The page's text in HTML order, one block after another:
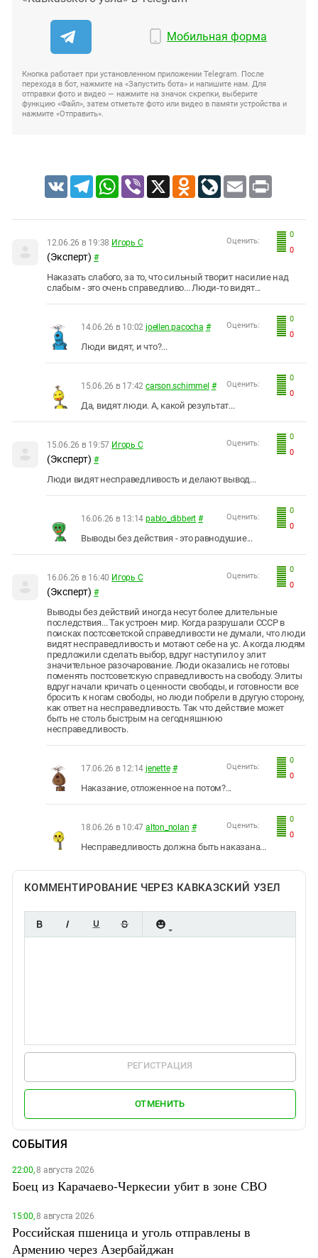
Мобильная форма
Кнопка работает при установленном приложении Telegram. После
перехода в бот, нажмите на «Запустить бота» и напишите нам. Для
отправки фото и видео — нажмите на значок скрепки, выберите
функцию «Файл», затем отметьте фото или видео в памяти устройства и
нажмите «Отправить».
VK TelegramWhatsApp
Viber X Odnoklassniki
LiveJournal
Email Print
0
0
Оценить:
12.06.26 в 19:38 Игорь С
(Эксперт) #
Наказать слабого, за то, что сильный творит насилие над
слабым - это очень справедливо... Люди-то видят...
0
0
Оценить:
14.06.26 в 10:02 joellen.pacocha #
Люди видят, и что?...
0
0
Оценить:
15.06.26 в 17:42 carson.schimmel #
Да, видят люди. А, какой результат...
0
0
Оценить:
15.06.26 в 19:57 Игорь С
(Эксперт) #
Люди видят несправедливость и делают вывод...
0
0
Оценить:
16.06.26 в 13:14 pablo_dibbert #
Выводы без действия - это равнодушие...
0
0
Оценить:
16.06.26 в 16:40 Игорь С
(Эксперт) #
Выводы без действий иногда несут более длительные
последствия... Так устроен мир. Когда разрушали СССР в
поисках постсоветской справедливости не думали, что люди
видят несправедливость и мотают себе на ус. А когда людям
предложили сделать выбор, вдруг наступило у элит
значительное разочарование. Люди оказались не готовы
поменять постсоветскую справедливость на свободу. Элиты
вдруг начали кричать о ценности свободы, и готовности все
бросить к ногам свободы, но люди побрели в другую сторону,
как ответ на несправедливость. Так что действие может
быть не столь быстрым на сегодняшнюю
несправедливость.
0
0
Оценить:
17.06.26 в 12:14 jenette #
Наказание, отложенное на потом?...
0
0
Оценить:
18.06.26 в 10:47 alton_nolan #
Несправедливость должна быть наказана...
КОММЕНТИРОВАНИЕ ЧЕРЕЗ КАВКАЗСКИЙ УЗЕЛ
РЕГИСТРАЦИЯ
ОТМЕНИТЬ
СОБЫТИЯ
22:00,8 августа 2026
Боец из Карачаево-Черкесии убит в зоне СВО
15:00,8 августа 2026
Российская пшеница и уголь отправлены в
Армению через Азербайджан